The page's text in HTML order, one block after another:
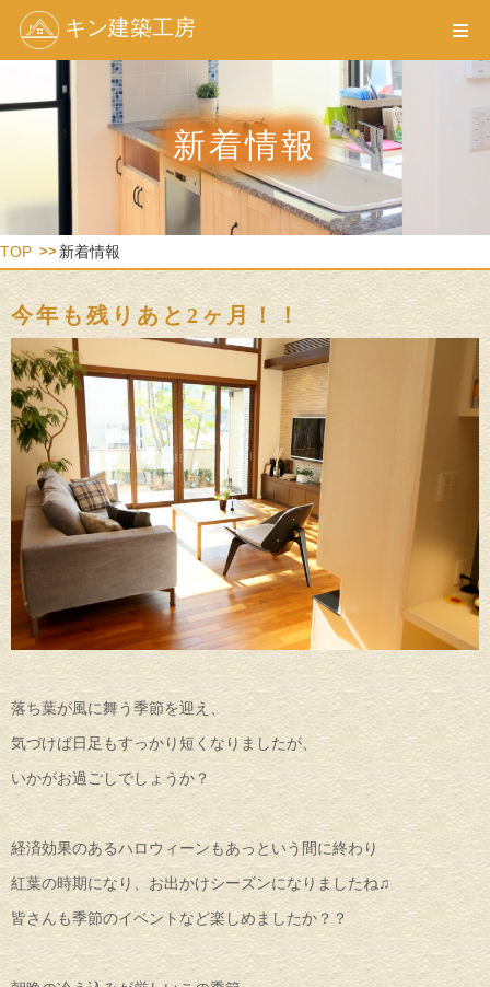
キン建築工房
新着情報
TOP 新着情報
今年も残りあと2ヶ月！！
落ち葉が風に舞う季節を迎え、
気づけば日足もすっかり短くなりましたが、
いかがお過ごしでしょうか？
経済効果のあるハロウィーンもあっという間に終わり
紅葉の時期になり、お出かけシーズンになりましたね♫
皆さんも季節のイベントなど楽しめましたか？？